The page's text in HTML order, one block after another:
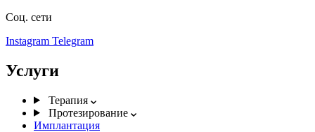
Соц. сети
Instagram Telegram
Услуги
Терапия
Протезирование
Имплантация